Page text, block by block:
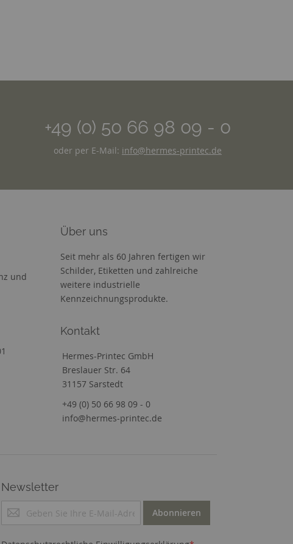
+49 (0) 50 66 98 09 - 0
oder per E-Mail: info@hermes-printec.de
und
Über uns
Seit mehr als 60 Jahren fertigen wir
Schilder, Etiketten und zahlreiche
weitere industrielle
Kennzeichnungsprodukte.
Kontakt
Hermes-Printec GmbH
Breslauer Str. 64
31157 Sarstedt
+49 (0) 50 66 98 09 - 0
info@hermes-printec.de
Newsletter
M
Abonnieren